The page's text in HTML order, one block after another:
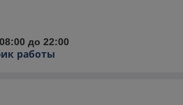
до 22:00
работы